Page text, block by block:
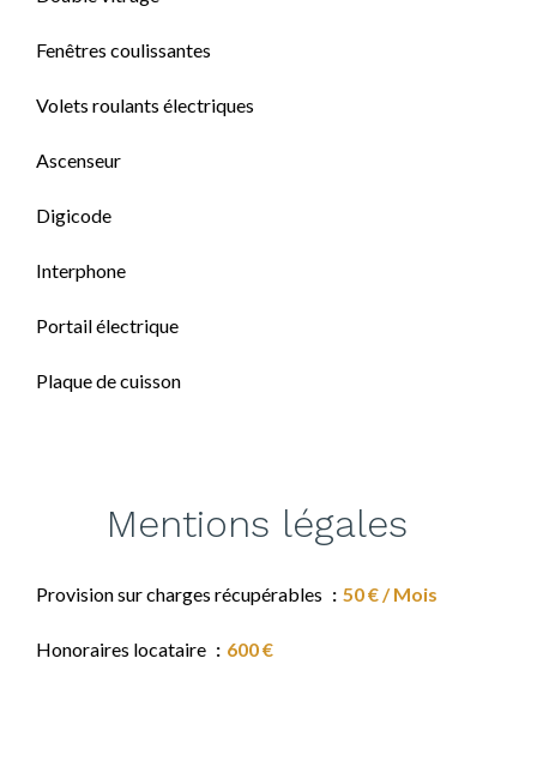
Fenêtres coulissantes
Volets roulants électriques
Ascenseur
Digicode
Interphone
Portail électrique
Plaque de cuisson
Mentions légales
Provision sur charges récupérables 50 € / Mois
Honoraires locataire 600 €